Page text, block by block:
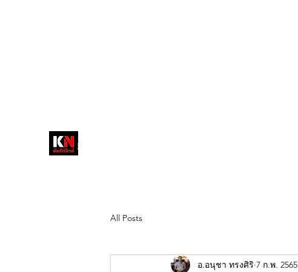
วส์
สื่อลึกวงการสงฆ์ เจาะตรงพระเครื่อง
All Posts
อ.อนุชา ทรงศิริ 7 ก.พ. 2565